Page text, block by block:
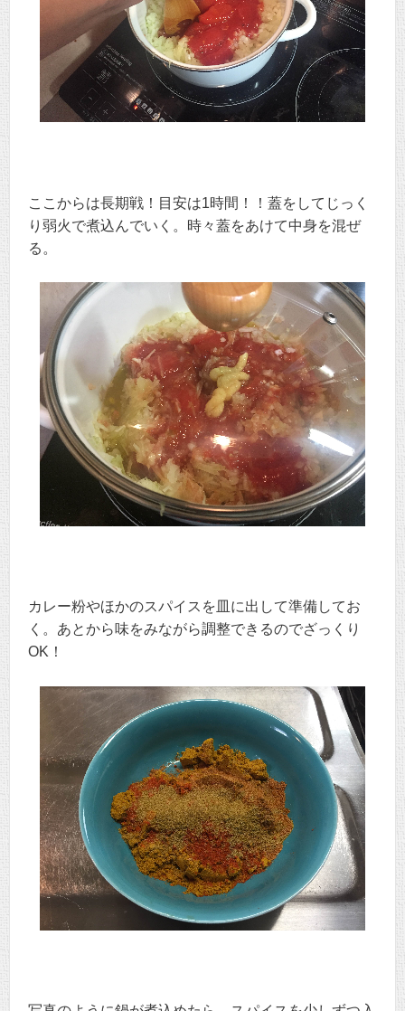
ここからは長期戦！目安は1時間！！蓋をしてじっく
り弱火で煮込んでいく。時々蓋をあけて中身を混ぜ
る。
カレー粉やほかのスパイスを皿に出して準備してお
く。あとから味をみながら調整できるのでざっくり
OK！